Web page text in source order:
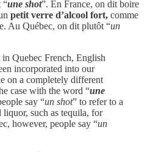
“une shot”. En France, on dit boire
petit verre d’alcool fort, comme
Au Québec, on dit plutôt “un
in Quebec French, English
incorporated into our
on a completely different
case with the word “une
say “un shot” to refer to a
liquor, such as tequila, for
however, people say “un